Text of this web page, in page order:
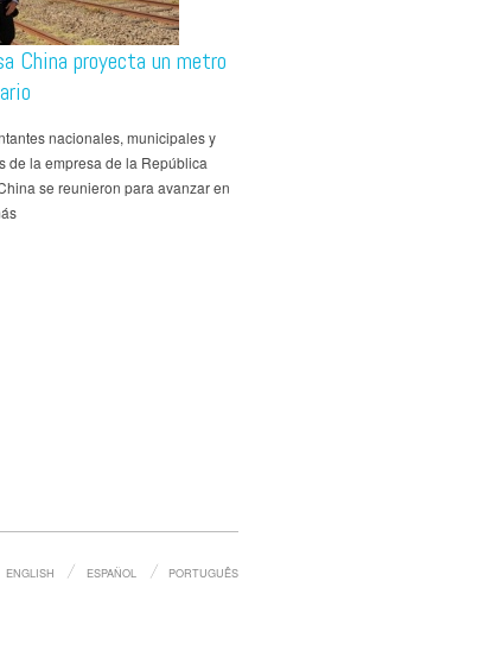
China proyecta un metro
nacionales, municipales y
de la empresa de la República
se reunieron para avanzar en
ENGLISH ESPAÑOL PORTUGUÊS